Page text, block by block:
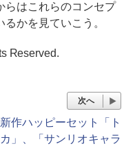
らはこれらのコンセプ
かを見ていこう。
Reserved.
次へ
作ハッピーセット「ト
カ」、「サンリオキャラ